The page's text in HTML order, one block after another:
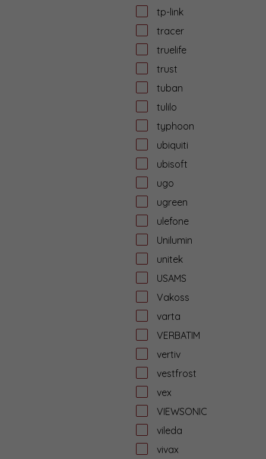
tp-link
tracer
truelife
trust
tuban
tulilo
typhoon
ubiquiti
ubisoft
ugo
ugreen
ulefone
Unilumin
unitek
USAMS
Vakoss
varta
VERBATIM
vertiv
vestfrost
vex
VIEWSONIC
vileda
vivax